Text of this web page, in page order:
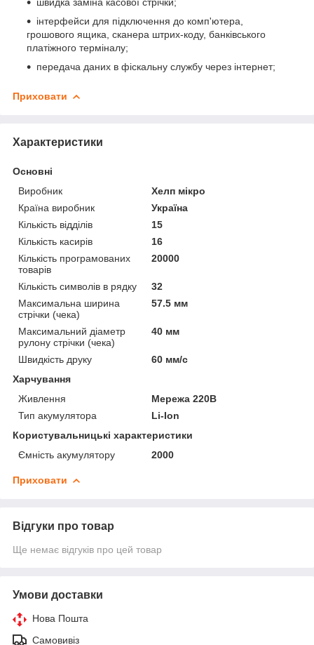
інтерфейси для підключення до комп'ютера,
грошового ящика, сканера штрих-коду, банківського
платіжного терміналу;
передача даних в фіскальну службу через інтернет;
Приховати
Характеристики
Основні
Виробник
Хелп мікро
Країна виробник
Україна
Кількість відділів
15
Кількість касирів
16
Кількість програмованих
товарів
20000
Кількість символів в рядку
32
Максимальна ширина
стрічки (чека)
57.5 мм
Максимальний діаметр
рулону стрічки (чека)
40 мм
Швидкість друку
60 мм/с
Харчування
Живлення
Мережа 220В
Тип акумулятора
Li-Ion
Користувальницькі характеристики
Ємність акумулятору
2000
Приховати
Відгуки про товар
Ще немає відгуків про цей товар
Умови доставки
Нова Пошта
Самовивіз